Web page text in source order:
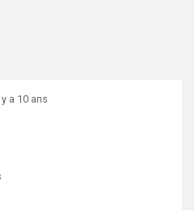
y a 10 ans